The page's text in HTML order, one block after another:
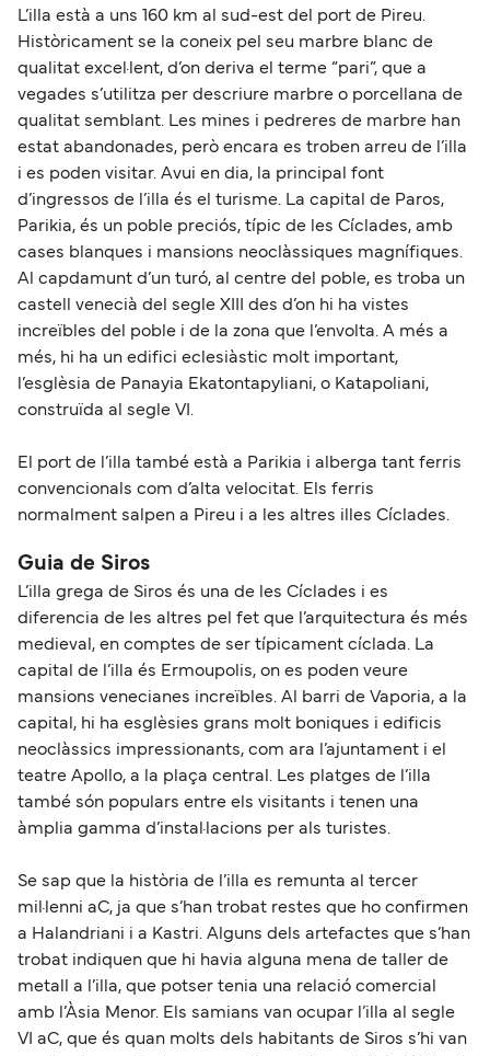
L’illa està a uns 160 km al sud-est del port de Pireu.
Històricament se la coneix pel seu marbre blanc de
qualitat excel·lent, d’on deriva el terme “pari”, que a
vegades s’utilitza per descriure marbre o porcellana de
qualitat semblant. Les mines i pedreres de marbre han
estat abandonades, però encara es troben arreu de l’illa
i es poden visitar. Avui en dia, la principal font
d’ingressos de l’illa és el turisme. La capital de Paros,
Parikia, és un poble preciós, típic de les Cíclades, amb
cases blanques i mansions neoclàssiques magnífiques.
Al capdamunt d’un turó, al centre del poble, es troba un
castell venecià del segle XIII des d’on hi ha vistes
increïbles del poble i de la zona que l’envolta. A més a
més, hi ha un edifici eclesiàstic molt important,
l’esglèsia de Panayia Ekatontapyliani, o Katapoliani,
construïda al segle VI.
El port de l’illa també està a Parikia i alberga tant ferris
convencionals com d’alta velocitat. Els ferris
normalment salpen a Pireu i a les altres illes Cíclades.
Guia de Siros
L’illa grega de Siros és una de les Cíclades i es
diferencia de les altres pel fet que l’arquitectura és més
medieval, en comptes de ser típicament cíclada. La
capital de l’illa és Ermoupolis, on es poden veure
mansions venecianes increïbles. Al barri de Vaporia, a la
capital, hi ha esglèsies grans molt boniques i edificis
neoclàssics impressionants, com ara l’ajuntament i el
teatre Apollo, a la plaça central. Les platges de l’illa
també són populars entre els visitants i tenen una
àmplia gamma d’instal·lacions per als turistes.
Se sap que la història de l’illa es remunta al tercer
mil·lenni aC, ja que s’han trobat restes que ho confirmen
a Halandriani i a Kastri. Alguns dels artefactes que s’han
trobat indiquen que hi havia alguna mena de taller de
metall a l’illa, que potser tenia una relació comercial
amb l’Àsia Menor. Els samians van ocupar l’illa al segle
VI aC, que és quan molts dels habitants de Siros s’hi van